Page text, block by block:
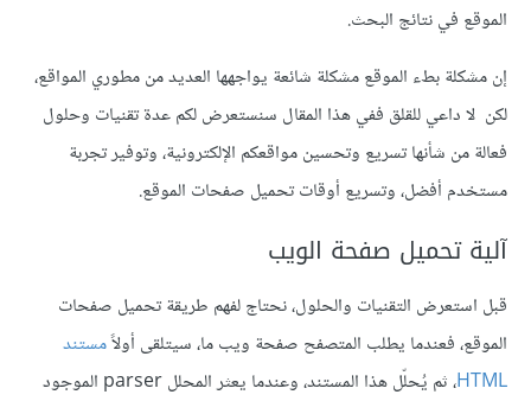
الموقع في نتائج البحث.
إن مشكلة بطء الموقع مشكلة شائعة يواجهها العديد من مطوري المواقع،
لكن لا داعي للقلق ففي هذا المقال سنستعرض لكم عدة تقنيات وحلول
فعالة من شأنها تسريع وتحسين مواقعكم الإلكترونية، وتوفير تجربة
مستخدم أفضل، وتسريع أوقات تحميل صفحات الموقع.
آلية تحميل صفحة الويب
قبل استعرض التقنيات والحلول، نحتاج لفهم طريقة تحميل صفحات
الموقع، فعندما يطلب المتصفح صفحة ويب ما، سيتلقى أولاًمستند
HTML
، ثم يُحلّل هذا المستند، وعندما يعثر المحلل parser الموجود